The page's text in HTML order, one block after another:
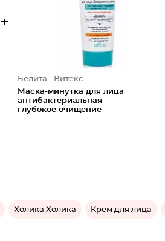
+
Белита - Витекс
Маска-минутка для лица
антибактериальная -
глубокое очищение
Холика Холика Крем для лица